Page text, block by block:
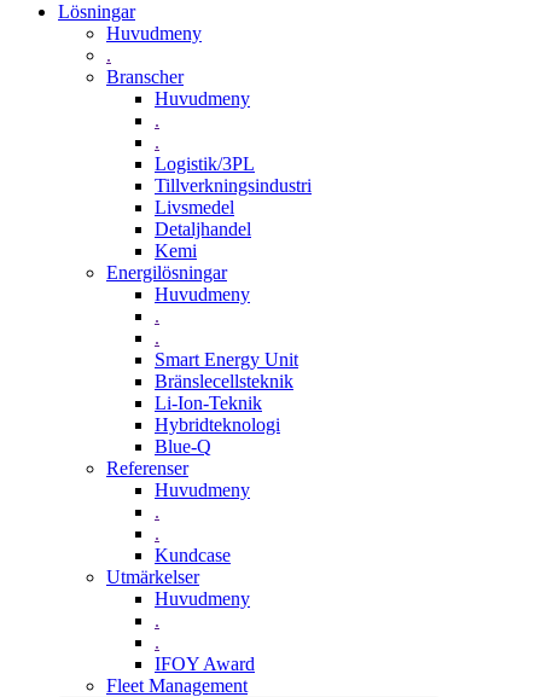
Lösningar
Huvudmeny
.
Branscher
Huvudmeny
.
.
Logistik/3PL
Tillverkningsindustri
Livsmedel
Detaljhandel
Kemi
Energilösningar
Huvudmeny
.
.
Smart Energy Unit
Bränslecellsteknik
Li-Ion-Teknik
Hybridteknologi
Blue-Q
Referenser
Huvudmeny
.
.
Kundcase
Utmärkelser
Huvudmeny
.
.
IFOY Award
Fleet Management